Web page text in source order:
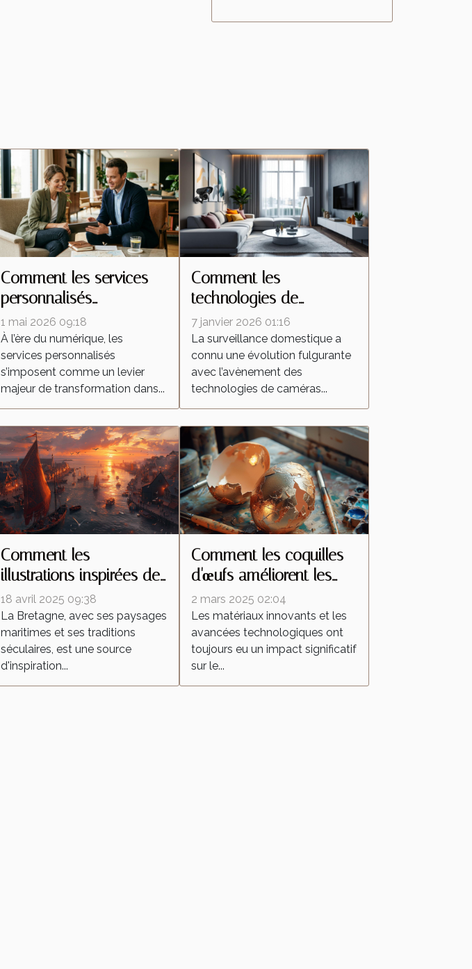
Comment les services
personnalisés
redéfinissent les attentes
dans l'industrie
1 mai 2026 09:18
À l’ère du numérique, les
services personnalisés
s’imposent comme un levier
majeur de transformation dans...
Comment les
technologies de
caméras espion
transforment la
surveillance domestique
?
7 janvier 2026 01:16
La surveillance domestique a
connu une évolution fulgurante
avec l’avènement des
technologies de caméras...
Comment les
illustrations inspirées de
la Bretagne célèbrent la
culture régionale
18 avril 2025 09:38
La Bretagne, avec ses paysages
maritimes et ses traditions
séculaires, est une source
d'inspiration...
Comment les coquilles
d'œufs améliorent les
peintures réfléchissantes
2 mars 2025 02:04
Les matériaux innovants et les
avancées technologiques ont
toujours eu un impact significatif
sur le...